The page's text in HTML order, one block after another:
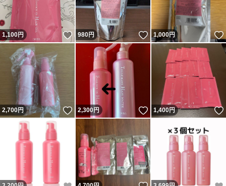
1,100円 いいね！
980円 いいね！
1,000円
2,700円 いいね！
2,300円 いいね！
1,400円